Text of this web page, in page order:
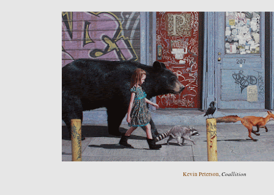
Kevin Peterson,Coallition